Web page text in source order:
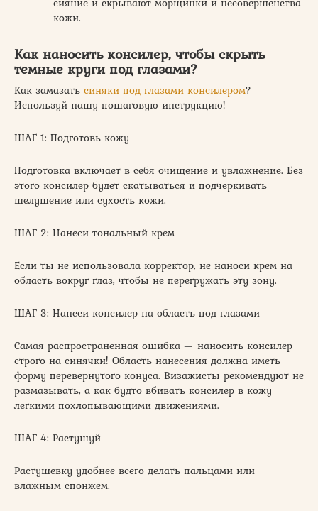
кожи.
Как наносить консилер, чтобы скрыть
темные круги под глазами?
Как замазать синяки под глазами консилером?
Используй нашу пошаговую инструкцию!
ШАГ 1: Подготовь кожу
Подготовка включает в себя очищение и увлажнение. Без
этого консилер будет скатываться и подчеркивать
шелушение или сухость кожи.
ШАГ 2: Нанеси тональный крем
Если ты не использовала корректор, не наноси крем на
область вокруг глаз, чтобы не перегружать эту зону.
ШАГ 3: Нанеси консилер на область под глазами
Самая распространенная ошибка — наносить консилер
строго на синячки! Область нанесения должна иметь
форму перевернутого конуса. Визажисты рекомендуют не
размазывать, а как будто вбивать консилер в кожу
легкими похлопывающими движениями.
ШАГ 4: Растушуй
Растушевку удобнее всего делать пальцами или
влажным спонжем.